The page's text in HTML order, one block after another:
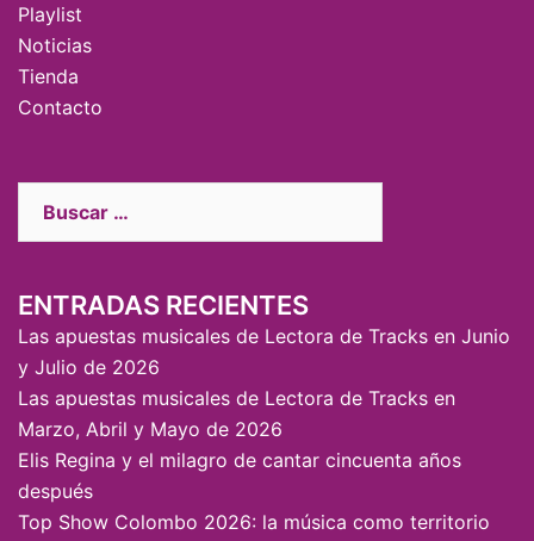
Playlist
Noticias
Tienda
Contacto
ENTRADAS RECIENTES
Las apuestas musicales de Lectora de Tracks en Junio
y Julio de 2026
Las apuestas musicales de Lectora de Tracks en
Marzo, Abril y Mayo de 2026
Elis Regina y el milagro de cantar cincuenta años
después
Top Show Colombo 2026: la música como territorio